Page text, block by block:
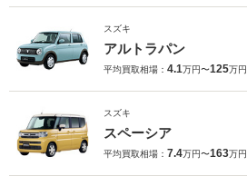
スズキ
アルトラパン
平均買取相場： 4.1万円〜125万円
スズキ
スペーシア
平均買取相場： 7.4万円〜163万円